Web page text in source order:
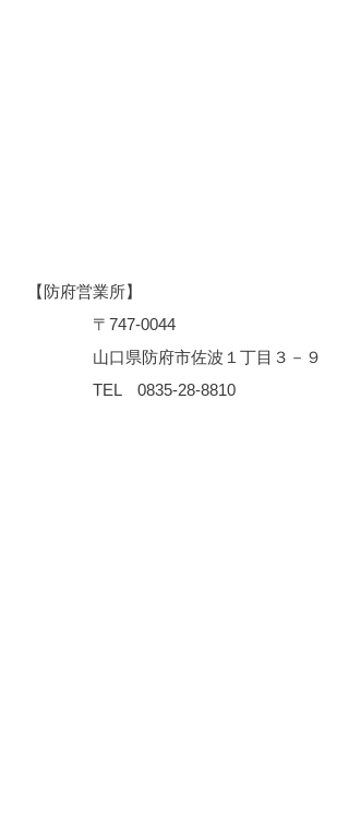
【防府営業所】
〒 747-0044
山口県防府市佐波１丁目３－９
​ TEL 0835-28-8810